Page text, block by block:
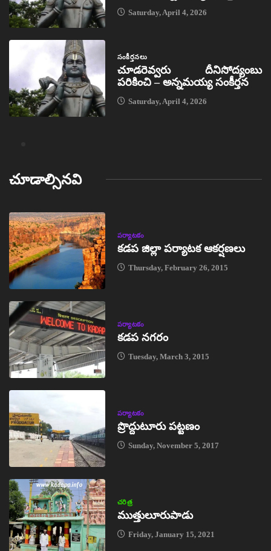
Saturday, April 4, 2026
సంకీర్తనలు
చూడరెవ్వరు దీనిసోద్యంబు
పరికించి – అన్నమయ్య సంకీర్తన
Saturday, April 4, 2026
చూడాల్సినవి
పర్యాటకం
కడప జిల్లా పర్యాటక ఆకర్షణలు
Thursday, February 26, 2015
పర్యాటకం
కడప నగరం
Tuesday, March 3, 2015
పర్యాటకం
ప్రొద్దుటూరు పట్టణం
Sunday, November 5, 2017
చరిత్ర
ముత్తులూరుపాడు
Friday, January 15, 2021